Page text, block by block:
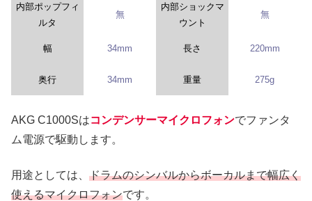
内部ポップフィ
ルタ
無
内部ショックマ
ウント
無
幅 34mm 長さ 220mm
奥行 34mm 重量 275g
AKG C1000Sはコンデンサーマイクロフォンでファンタ
ム電源で駆動します。
用途としては、 ドラムのシンバルからボーカルまで幅広く
使えるマイクロフォンです。